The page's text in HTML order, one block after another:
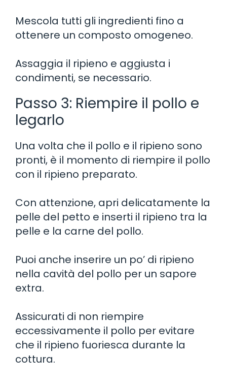
Mescola tutti gli ingredienti fino a
ottenere un composto omogeneo.
Assaggia il ripieno e aggiusta i
condimenti, se necessario.
Passo 3: Riempire il pollo e
legarlo
Una volta che il pollo e il ripieno sono
pronti, è il momento di riempire il pollo
con il ripieno preparato.
Con attenzione, apri delicatamente la
pelle del petto e inserti il ripieno tra la
pelle e la carne del pollo.
Puoi anche inserire un po’ di ripieno
nella cavità del pollo per un sapore
extra.
Assicurati di non riempire
eccessivamente il pollo per evitare
che il ripieno fuoriesca durante la
cottura.